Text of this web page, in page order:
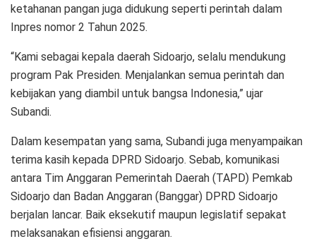
ketahanan pangan juga didukung seperti perintah dalam
Inpres nomor 2 Tahun 2025.
“Kami sebagai kepala daerah Sidoarjo, selalu mendukung
program Pak Presiden. Menjalankan semua perintah dan
kebijakan yang diambil untuk bangsa Indonesia,” ujar
Subandi.
Dalam kesempatan yang sama, Subandi juga menyampaikan
terima kasih kepada DPRD Sidoarjo. Sebab, komunikasi
antara Tim Anggaran Pemerintah Daerah (TAPD) Pemkab
Sidoarjo dan Badan Anggaran (Banggar) DPRD Sidoarjo
berjalan lancar. Baik eksekutif maupun legislatif sepakat
melaksanakan efisiensi anggaran.